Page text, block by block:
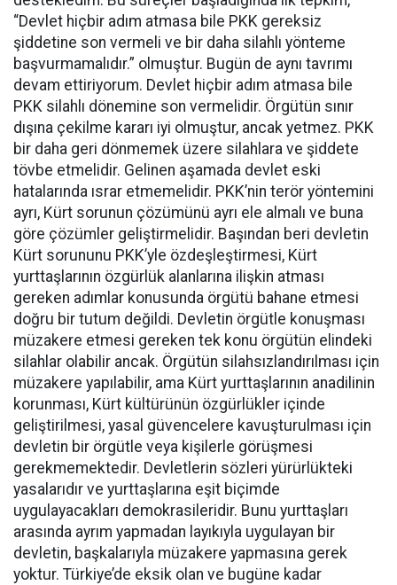
“Devlet hiçbir adım atmasa bile PKK gereksiz
şiddetine son vermeli ve bir daha silahlı yönteme
başvurmamalıdır.” olmuştur. Bugün de aynı tavrımı
devam ettiriyorum. Devlet hiçbir adım atmasa bile
PKK silahlı dönemine son vermelidir. Örgütün sınır
dışına çekilme kararı iyi olmuştur, ancak yetmez. PKK
bir daha geri dönmemek üzere silahlara ve şiddete
tövbe etmelidir. Gelinen aşamada devlet eski
hatalarında ısrar etmemelidir. PKK’nin terör yöntemini
ayrı, Kürt sorunun çözümünü ayrı ele almalı ve buna
göre çözümler geliştirmelidir. Başından beri devletin
Kürt sorununu PKK’yle özdeşleştirmesi, Kürt
yurttaşlarının özgürlük alanlarına ilişkin atması
gereken adımlar konusunda örgütü bahane etmesi
doğru bir tutum değildi. Devletin örgütle konuşması
müzakere etmesi gereken tek konu örgütün elindeki
silahlar olabilir ancak. Örgütün silahsızlandırılması için
müzakere yapılabilir, ama Kürt yurttaşlarının anadilinin
korunması, Kürt kültürünün özgürlükler içinde
geliştirilmesi, yasal güvencelere kavuşturulması için
devletin bir örgütle veya kişilerle görüşmesi
gerekmemektedir. Devletlerin sözleri yürürlükteki
yasalarıdır ve yurttaşlarına eşit biçimde
uygulayacakları demokrasileridir. Bunu yurttaşları
arasında ayrım yapmadan layıkıyla uygulayan bir
devletin, başkalarıyla müzakere yapmasına gerek
yoktur. Türkiye’de eksik olan ve bugüne kadar